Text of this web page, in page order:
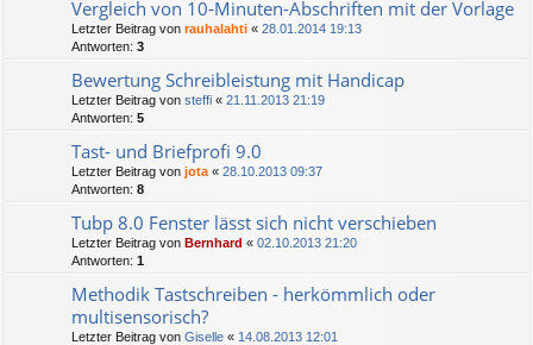
Vergleich von 10-Minuten-Abschriften mit der Vorlage
Letzter Beitrag von rauhalahti « 28.01.2014 19:13
Antworten: 3
Bewertung Schreibleistung mit Handicap
Letzter Beitrag von steffi « 21.11.2013 21:19
Antworten: 5
Tast- und Briefprofi 9.0
Letzter Beitrag von jota « 28.10.2013 09:37
Antworten: 8
Tubp 8.0 Fenster lässt sich nicht verschieben
Letzter Beitrag von Bernhard « 02.10.2013 21:20
Antworten: 1
Methodik Tastschreiben - herkömmlich oder
multisensorisch?
Letzter Beitrag von Giselle « 14.08.2013 12:01